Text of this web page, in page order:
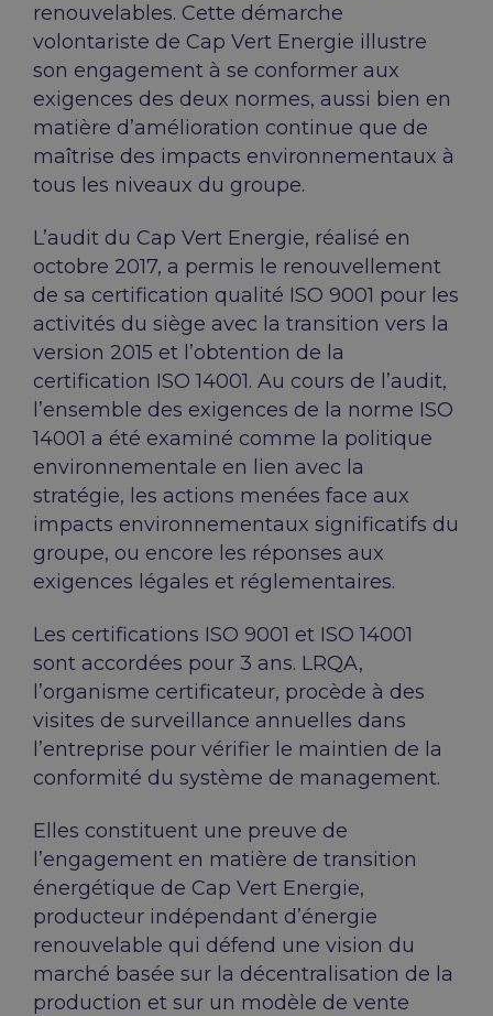
renouvelables. Cette démarche
volontariste de Cap Vert Energie illustre
son engagement à se conformer aux
exigences des deux normes, aussi bien en
matière d’amélioration continue que de
maîtrise des impacts environnementaux à
tous les niveaux du groupe.
L’audit du Cap Vert Energie, réalisé en
octobre 2017, a permis le renouvellement
de sa certification qualité ISO 9001 pour les
activités du siège avec la transition vers la
version 2015 et l’obtention de la
certification ISO 14001. Au cours de l’audit,
l’ensemble des exigences de la norme ISO
14001 a été examiné comme la politique
environnementale en lien avec la
stratégie, les actions menées face aux
impacts environnementaux significatifs du
groupe, ou encore les réponses aux
exigences légales et réglementaires.
Les certifications ISO 9001 et ISO 14001
sont accordées pour 3 ans. LRQA,
l’organisme certificateur, procède à des
visites de surveillance annuelles dans
l’entreprise pour vérifier le maintien de la
conformité du système de management.
Elles constituent une preuve de
l’engagement en matière de transition
énergétique de Cap Vert Energie,
producteur indépendant d’énergie
renouvelable qui défend une vision du
marché basée sur la décentralisation de la
production et sur un modèle de vente